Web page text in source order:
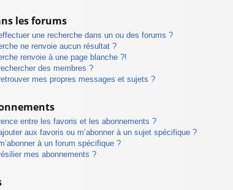
les forums
une recherche dans un ou des forums ?
ne renvoie aucun résultat ?
renvoie à une page blanche ?!
des membres ?
mes propres messages et sujets ?
entre les favoris et les abonnements ?
aux favoris ou m’abonner à un sujet spécifique ?
à un forum spécifique ?
mes abonnements ?